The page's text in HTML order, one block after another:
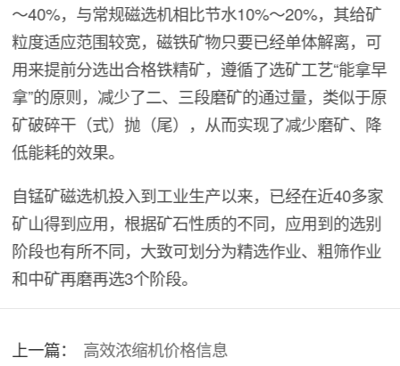
～40%，与常规磁选机相比节水10%～20%，其给矿
粒度适应范围较宽，磁铁矿物只要已经单体解离，可
用来提前分选出合格铁精矿，遵循了选矿工艺“能拿早
拿”的原则，减少了二、三段磨矿的通过量，类似于原
矿破碎干（式）抛（尾），从而实现了减少磨矿、降
低能耗的效果。
自锰矿磁选机投入到工业生产以来，已经在近40多家
矿山得到应用，根据矿石性质的不同，应用到的选别
阶段也有所不同，大致可划分为精选作业、粗筛作业
和中矿再磨再选3个阶段。
上一篇：
高效浓缩机价格信息